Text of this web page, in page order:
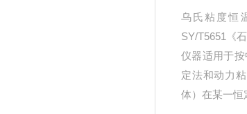
乌氏粘度恒
SY/T5651《
仪器适用于
定法和动力
体）在某一恒